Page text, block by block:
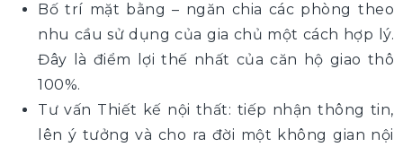
Bố trí mặt bằng – ngăn chia các phòng theo
nhu cầu sử dụng của gia chủ một cách hợp lý.
Đây là điểm lợi thế nhất của căn hộ giao thô
100%.
Tư vấn Thiết kế nội thất: tiếp nhận thông tin,
lên ý tưởng và cho ra đời một không gian nội